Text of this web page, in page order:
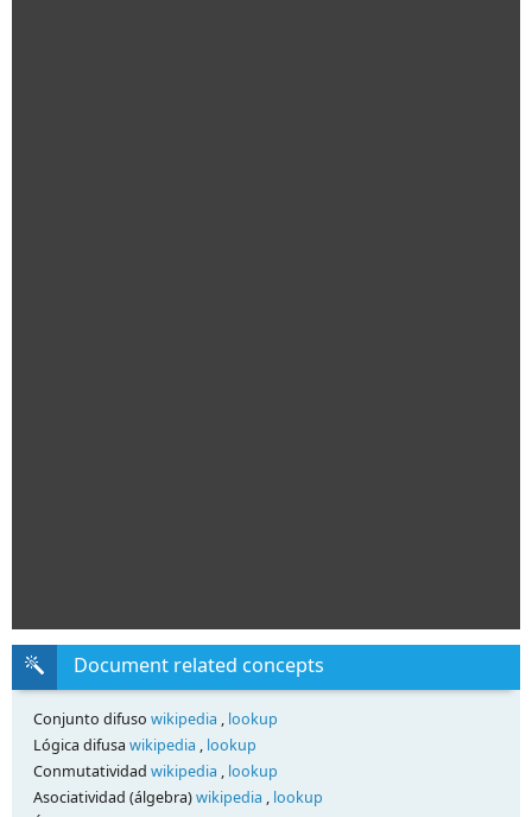
Document related concepts
Conjunto difuso wikipedia , lookup
Lógica difusa wikipedia , lookup
Conmutatividad wikipedia , lookup
Asociatividad (álgebra)wikipedia , lookup